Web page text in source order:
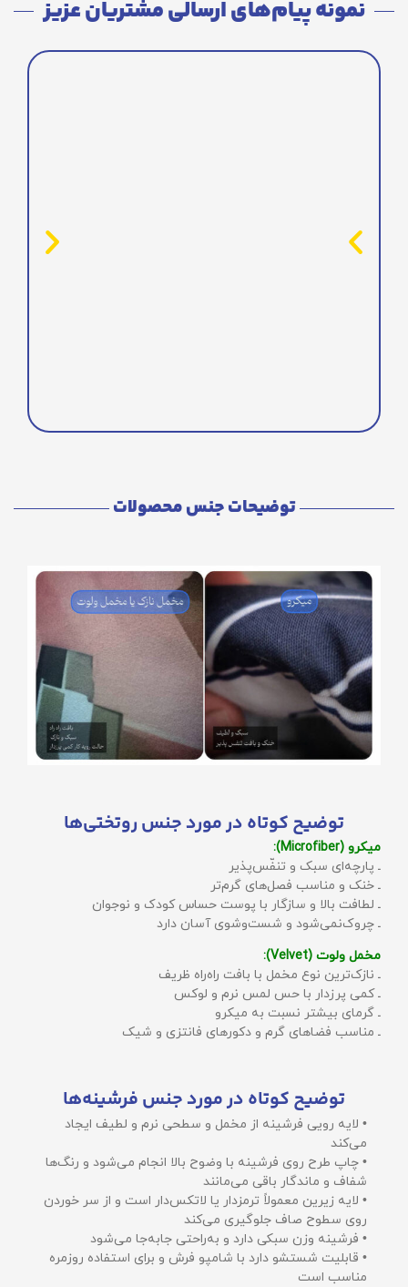
نمونه پیام‌های ارسالی مشتریان عزیز
توضیحات جنس محصولات
توضیح کوتاه در مورد جنس روتختی‌ها
میکرو (Microfiber):
ـ پارچه‌ای سبک و تنفّس‌پذیر
ـ خنک و مناسب فصل‌های گرم‌تر
ـ لطافت بالا و سازگار با پوست حساس کودک و نوجوان
ـ چروک‌نمی‌شود و شست‌وشوی آسان دارد
مخمل ولوت (Velvet):
ـ نازک‌ترین نوع مخمل با بافت راه‌راه ظریف
ـ کمی پرزدار با حس لمس نرم و لوکس
ـ گرمای بیشتر نسبت به میکرو
ـ مناسب فضاهای گرم و دکورهای فانتزی و شیک
توضیح کوتاه در مورد جنس فرشینه‌ها
• لایه رویی فرشینه از مخمل و سطحی نرم و لطیف ایجاد
می‌کند
• چاپ طرح روی فرشینه با وضوح بالا انجام می‌شود و رنگ‌ها
شفاف و ماندگار باقی می‌مانند
• لایه زیرین معمولاً ترمزدار یا لاتکس‌دار است و از سر خوردن
روی سطوح صاف جلوگیری می‌کند
• فرشینه وزن سبکی دارد و به‌راحتی جابه‌جا می‌شود
• قابلیت شستشو دارد با شامپو فرش و برای استفاده روزمره
مناسب است